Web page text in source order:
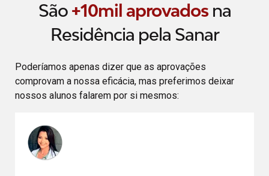
São +10mil aprovadosna
Residência pela Sanar
Poderíamos apenas dizer que as aprovações
comprovam a nossa eficácia, mas preferimos deixar
nossos alunos falarem por si mesmos: